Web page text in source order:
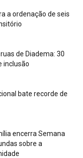
a ordenação de seis
de Diadema: 30
inclusão
bate recorde de
encerra Semana
sobre a